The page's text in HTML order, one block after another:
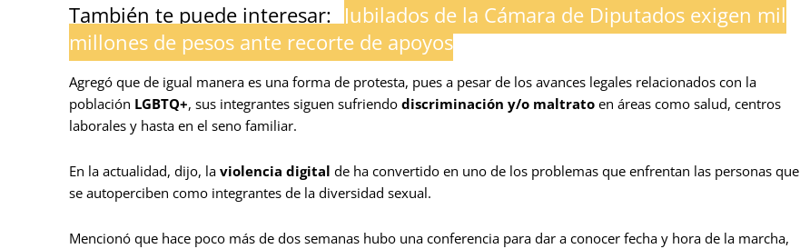
También te puede interesar: Jubilados de la Cámara de Diputados exigen mil
millones de pesos ante recorte de apoyos
Agregó que de igual manera es una forma de protesta, pues a pesar de los avances legales relacionados con la
población LGBTQ+, sus integrantes siguen sufriendo discriminación y/o maltrato en áreas como salud, centros
laborales y hasta en el seno familiar.
En la actualidad, dijo, la violencia digital de ha convertido en uno de los problemas que enfrentan las personas que
se autoperciben como integrantes de la diversidad sexual.
Mencionó que hace poco más de dos semanas hubo una conferencia para dar a conocer fecha y hora de la marcha,